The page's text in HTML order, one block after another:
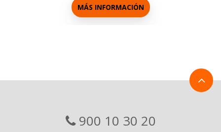
MÁS INFORMACIÓN
900 10 30 20